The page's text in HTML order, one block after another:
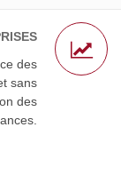
des
sans
des